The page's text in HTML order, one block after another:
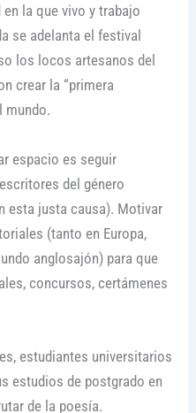
la que vivo y trabajo
se adelanta el festival
los locos artesanos del
crear la “primera
mundo.
espacio es seguir
del género
esta justa causa). Motivar
(tanto en Europa,
anglosajón) para que
concursos, certámenes
estudiantes universitarios
estudios de postgrado en
de la poesía.